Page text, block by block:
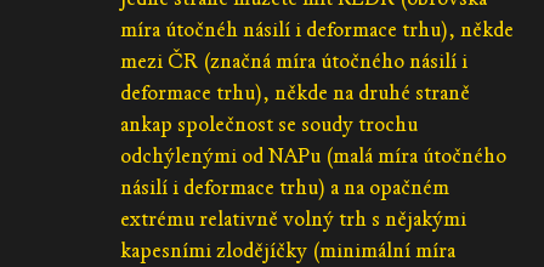
míra útočnéh násilí i deformace trhu), někde
mezi ČR (značná míra útočného násilí i
deformace trhu), někde na druhé straně
ankap společnost se soudy trochu
odchýlenými od NAPu (malá míra útočného
násilí i deformace trhu) a na opačném
extrému relativně volný trh s nějakými
kapesními zlodějíčky (minimální míra